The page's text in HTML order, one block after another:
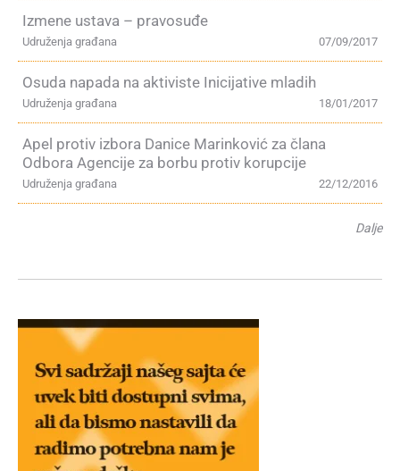
Izmene ustava – pravosuđe
07/09/2017
Udruženja građana
Osuda napada na aktiviste Inicijative mladih
18/01/2017
Udruženja građana
Apel protiv izbora Danice Marinković za člana
Odbora Agencije za borbu protiv korupcije
22/12/2016
Udruženja građana
Dalje